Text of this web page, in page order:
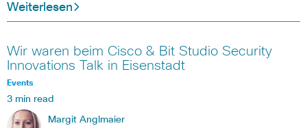
Weiterlesen
Wir waren beim Cisco & Bit Studio Security
Innovations Talk in Eisenstadt
Events
3 min read
Margit Anglmaier